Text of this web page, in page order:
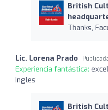
British
Thanks,
Lic. Lorena Prado
Experiencia fantástica:
Ingles
British